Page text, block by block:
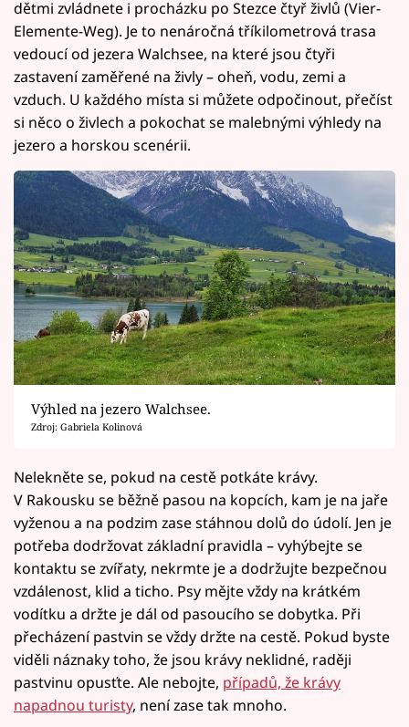
dětmi zvládnete i procházku po Stezce čtyř živlů (Vier-
Elemente-Weg). Je to nenáročná tříkilometrová trasa
vedoucí od jezera Walchsee, na které jsou čtyři
zastavení zaměřené na živly – oheň, vodu, zemi a
vzduch. U každého místa si můžete odpočinout, přečíst
si něco o živlech a pokochat se malebnými výhledy na
jezero a horskou scenérii.
Výhled na jezero Walchsee.
Zdroj: Gabriela Kolinová
Nelekněte se, pokud na cestě potkáte krávy.
V Rakousku se běžně pasou na kopcích, kam je na jaře
vyženou a na podzim zase stáhnou dolů do údolí. Jen je
potřeba dodržovat základní pravidla – vyhýbejte se
kontaktu se zvířaty, nekrmte je a dodržujte bezpečnou
vzdálenost, klid a ticho. Psy mějte vždy na krátkém
vodítku a držte je dál od pasoucího se dobytka. Při
přecházení pastvin se vždy držte na cestě. Pokud byste
viděli náznaky toho, že jsou krávy neklidné, raději
pastvinu opusťte. Ale nebojte, případů, že krávy
napadnou turisty, není zase tak mnoho.